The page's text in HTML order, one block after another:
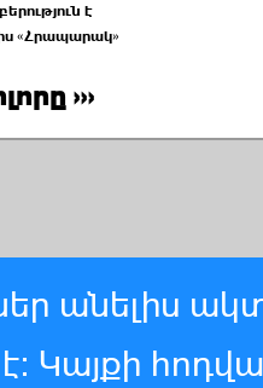
է
«Հրապարակ»
›››
անելիս
Կայքի